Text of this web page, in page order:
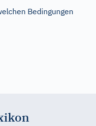
Bedingungen